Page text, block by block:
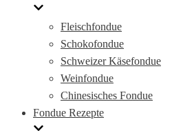
Fleischfondue
Schokofondue
Schweizer Käsefondue
Weinfondue
Chinesisches Fondue
Fondue Rezepte